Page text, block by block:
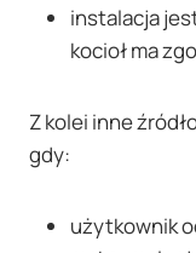
instalacja
kocioł ma
Z kolei inne
gdy:
użytkownik